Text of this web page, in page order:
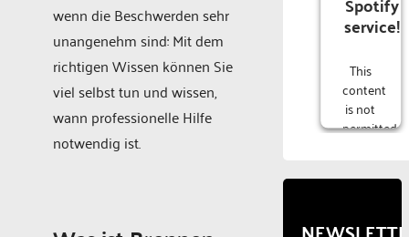
wenn die Beschwerden sehr
unangenehm sind: Mit dem
richtigen Wissen können Sie
viel selbst tun und wissen,
wann professionelle Hilfe
notwendig ist.
service!
This
content
is not
permitted
due to
that